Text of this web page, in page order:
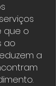
que o
ao
a